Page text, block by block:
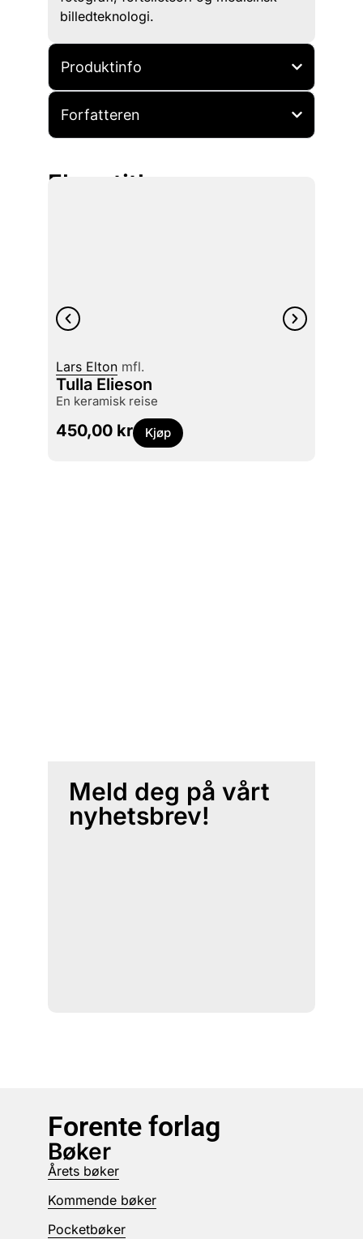
billedteknologi.
Produktinfo
Forfatteren
Flere titler
Lars Eltonmfl.
Tulla Elieson
en keramisk reise
450,00 kr Kjøp
Meld deg på vårt
nyhetsbrev!
Forente forlag
Bøker
Årets bøker
Kommende bøker
Pocketbøker